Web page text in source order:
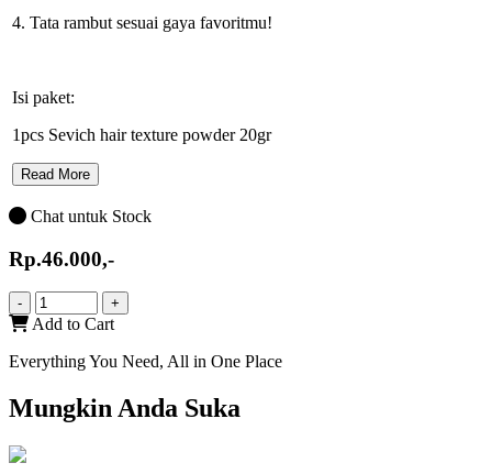
4. Tata rambut sesuai gaya favoritmu!
Isi paket:
1pcs Sevich hair texture powder 20gr
Read More
Chat untuk Stock
Rp.46.000,-
- +
Add to Cart
Everything You Need, All in One Place
Mungkin Anda Suka